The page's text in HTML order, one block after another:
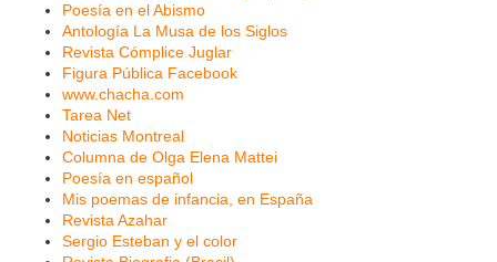
Poesía en el Abismo
Antología La Musa de los Siglos
Revista Cómplice Juglar
Figura Pública Facebook
www.chacha.com
Tarea Net
Noticias Montreal
Columna de Olga Elena Mattei
Poesía en español
Mis poemas de infancia, en España
Revista Azahar
Sergio Esteban y el color